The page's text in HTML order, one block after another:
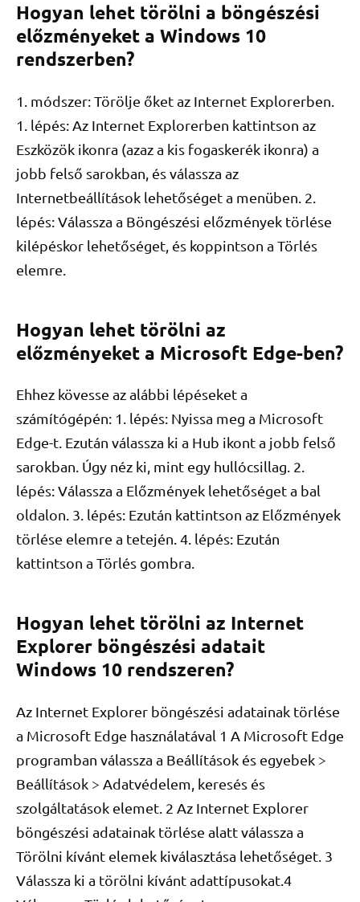
Hogyan lehet törölni a böngészési
előzményeket a Windows 10
rendszerben?
1. módszer: Törölje őket az Internet Explorerben.
1. lépés: Az Internet Explorerben kattintson az
Eszközök ikonra (azaz a kis fogaskerék ikonra) a
jobb felső sarokban, és válassza az
Internetbeállítások lehetőséget a menüben. 2.
lépés: Válassza a Böngészési előzmények törlése
kilépéskor lehetőséget, és koppintson a Törlés
elemre.
Hogyan lehet törölni az
előzményeket a Microsoft Edge-ben?
Ehhez kövesse az alábbi lépéseket a
számítógépén: 1. lépés: Nyissa meg a Microsoft
Edge-t. Ezután válassza ki a Hub ikont a jobb felső
sarokban. Úgy néz ki, mint egy hullócsillag. 2.
lépés: Válassza a Előzmények lehetőséget a bal
oldalon. 3. lépés: Ezután kattintson az Előzmények
törlése elemre a tetején. 4. lépés: Ezután
kattintson a Törlés gombra.
Hogyan lehet törölni az Internet
Explorer böngészési adatait
Windows 10 rendszeren?
Az Internet Explorer böngészési adatainak törlése
a Microsoft Edge használatával 1 A Microsoft Edge
programban válassza a Beállítások és egyebek >
Beállítások > Adatvédelem, keresés és
szolgáltatások elemet. 2 Az Internet Explorer
böngészési adatainak törlése alatt válassza a
Törölni kívánt elemek kiválasztása lehetőséget. 3
Válassza ki a törölni kívánt adattípusokat.4